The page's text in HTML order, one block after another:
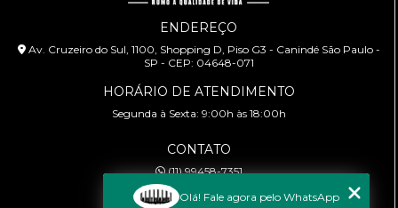
ENDEREÇO
Av. Cruzeiro do Sul, 1100, Shopping D, Piso G3 - Canindé São Paulo -
SP - CEP: 04648-071
HORÁRIO DE ATENDIMENTO
Segunda à Sexta: 9:00h às 18:00h
CONTATO
(11) 99458-7351
cursoabtrans@gmail.com
Olá! Fale agora pelo WhatsApp